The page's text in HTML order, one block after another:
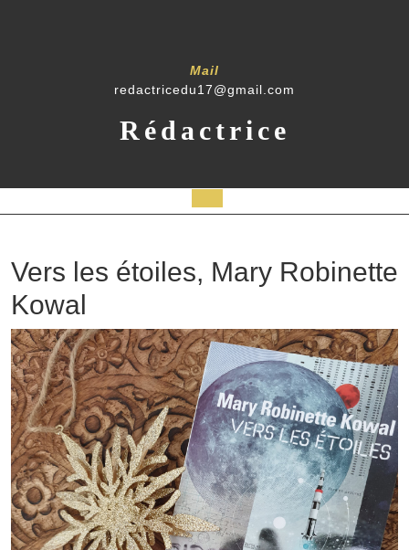
Mail
redactricedu17@gmail.com
Rédactrice
Vers les étoiles, Mary Robinette
Kowal